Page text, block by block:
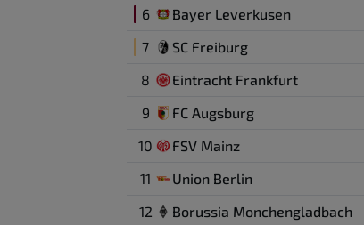
6
Bayer Leverkusen
7
SC Freiburg
8
Eintracht Frankfurt
9
FC Augsburg
10
FSV Mainz
11
Union Berlin
12
Borussia Monchengladbach